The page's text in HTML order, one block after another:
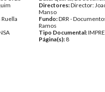
Directores:Director:
Manso
Fundo:DRR -
Ramos
Tipo Documental:
Página(s): 8